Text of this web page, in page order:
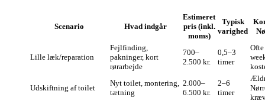
Scenario Hvad indgår
Estimeret
pris (inkl.
moms)
Typisk
varighed
Lille læk/reparation
Fejlfinding,
pakninger, kort
rørarbejde
700–
2.500 kr.
0,5–3
timer
Udskiftning af toilet
Nyt toilet, montering,
tætning
2.000–
6.500 kr.
2–6
timer